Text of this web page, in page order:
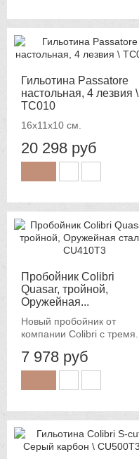
Гильотина Passatore
настольная, 4 лезвия \
TC010
16x11x10 см.
20 298 руб
Пробойник Colibri
Quasar, тройной,
Оружейная...
Новый пробойник от
компании Colibri с тремя...
7 978 руб